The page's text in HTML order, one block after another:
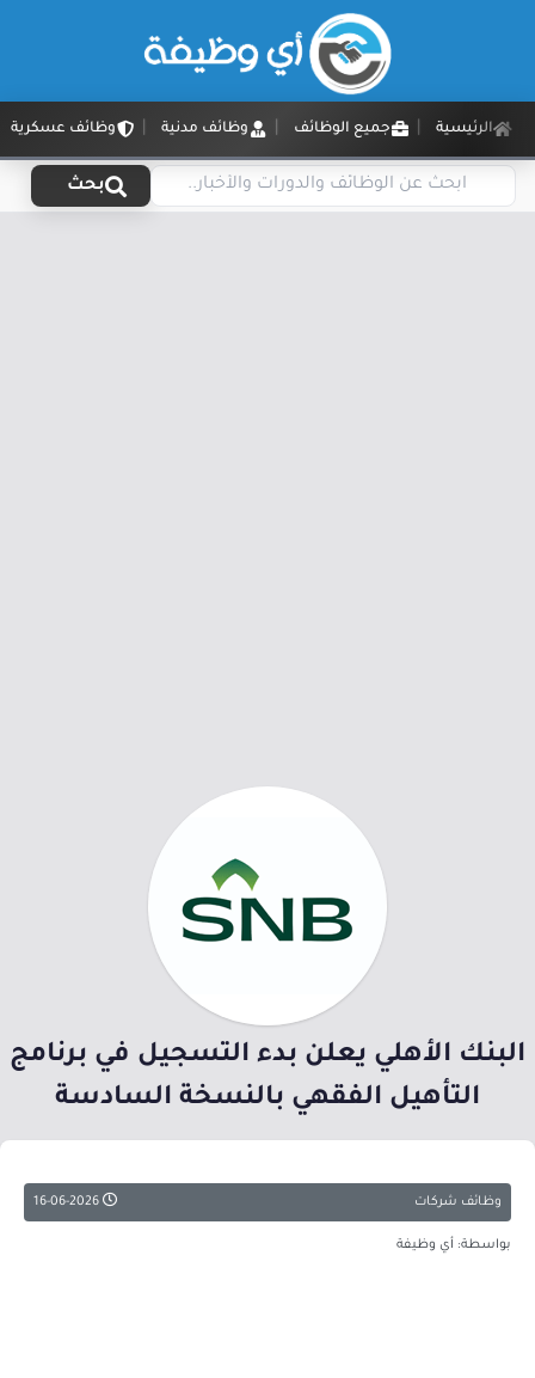
الرئيسية جميع الوظائف وظائف مدنية وظائف عسكرية
بحث
البنك الأهلي يعلن بدء التسجيل في برنامج
التأهيل الفقهي بالنسخة السادسة
وظائف شركات
بواسطة: أي وظيفة